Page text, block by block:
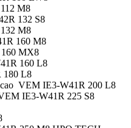
M8
132 S8
M8
160 M8
MX8
160 L8
180 L8
VEM IE3-W41R 200 L8
IE3-W41R 225 S8